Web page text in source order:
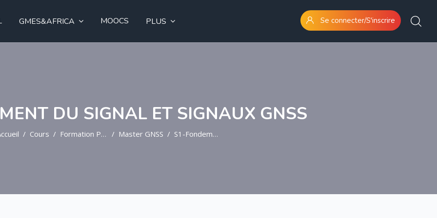
GMES&AFRICA MOOCS PLUS Se connecter/S'inscrire
DU SIGNAL ET SIGNAUX GNSS
Cours Formation Post-Graduée Master GNSS S1-Fondement Du Signal Et Signaux GNSS